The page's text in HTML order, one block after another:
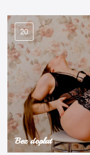
20
Bez dopłat